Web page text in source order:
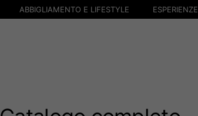
ABBIGLIAMENTO E LIFESTYLE ESPERIENZE